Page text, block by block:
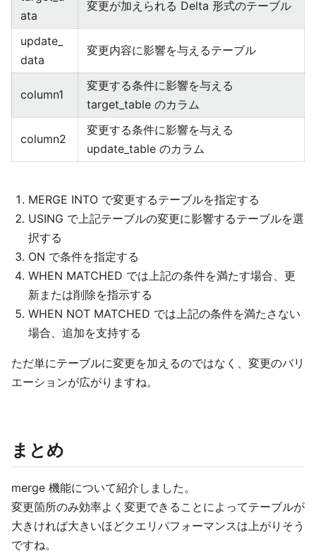
ata
変更が加えられる Delta 形式のテーブル
update_
data
変更内容に影響を与えるテーブル
column1
変更する条件に影響を与える
target_table のカラム
column2
変更する条件に影響を与える
update_table のカラム
MERGE INTO で変更するテーブルを指定する
USING で上記テーブルの変更に影響するテーブルを選
択する
ON で条件を指定する
WHEN MATCHED では上記の条件を満たす場合、更
新または削除を指示する
WHEN NOT MATCHED では上記の条件を満たさない
場合、追加を支持する
ただ単にテーブルに変更を加えるのではなく、変更のバリ
エーションが広がりますね。
まとめ
merge 機能について紹介しました。
変更箇所のみ効率よく変更できることによってテーブルが
大きければ大きいほどクエリパフォーマンスは上がりそう
ですね。